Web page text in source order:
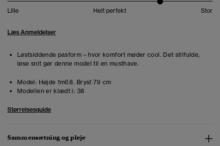
Lille Helt perfekt Stor
Læs Anmeldelser
Løstsiddende pasform – hvor komfort møder cool. Det stilfulde,
løse snit gør denne model til en musthave.
Model: Højde 1m68. Bryst 79 cm
Modellen er klædt i: 38
Størrelsesguide
Sammensætning og pleje